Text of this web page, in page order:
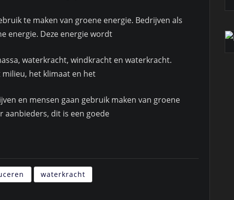
te maken van groene energie. Bedrijven als
energie. Deze energie wordt
waterkracht, windkracht en waterkracht.
het klimaat en het
en mensen gaan gebruik maken van groene
aanbieders, dit is een goede
waterkracht